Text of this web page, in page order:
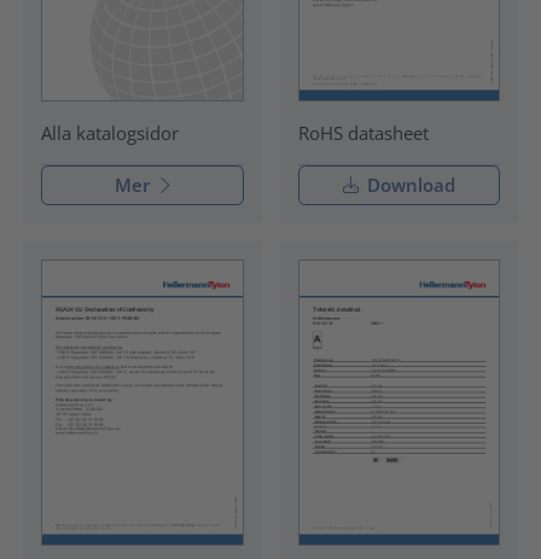
Alla katalogsidor
Mer
RoHS datasheet
Download